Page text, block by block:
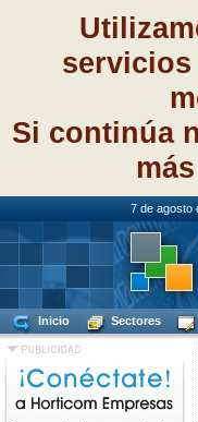
Si continúa
7 de
Inicio Sectores